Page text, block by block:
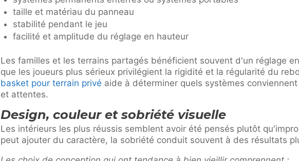
taille et matériau du panneau
stabilité pendant le jeu
facilité et amplitude du réglage en hauteur
Les familles et les terrains partagés bénéficient souvent d'un réglage
que les joueurs plus sérieux privilégient la rigidité et la régularité du
basket pour terrain privé aide à déterminer quels systèmes
et attentes.
Design, couleur et sobriété visuelle
Les intérieurs les plus réussis semblent avoir été pensés plutôt
peut ajouter du caractère, la sobriété conduit souvent à des résultats